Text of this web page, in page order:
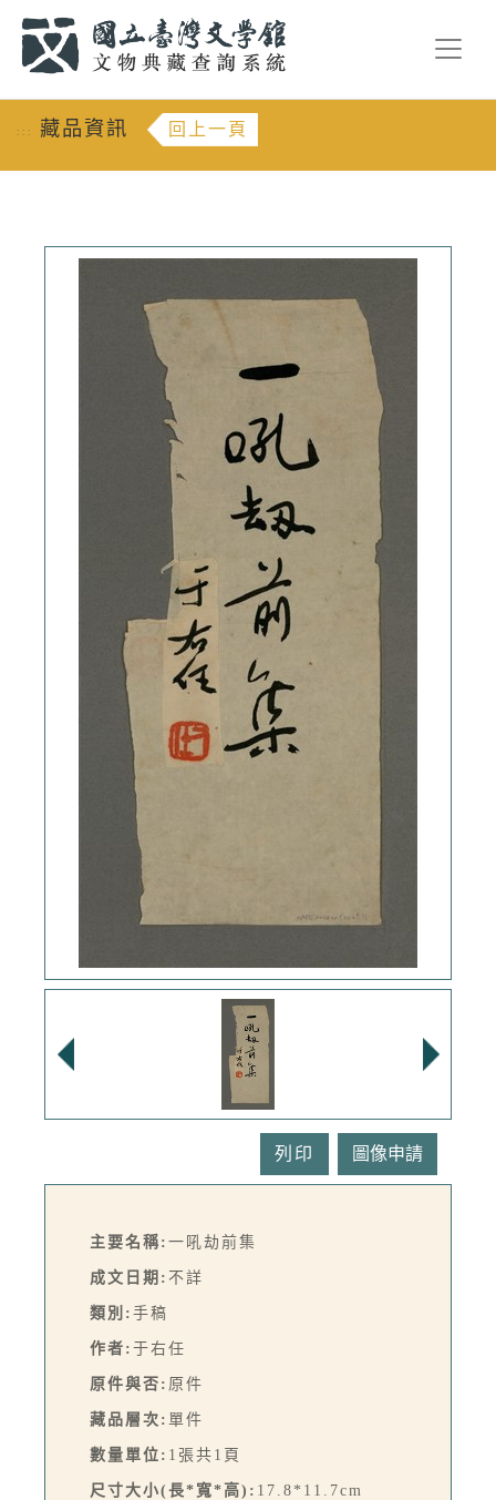
::: 藏品資訊 回上一頁
列印
主要名稱: 一吼劫前集
成文日期: 不詳
類別: 手稿
作者: 于右任
原件與否: 原件
藏品層次: 單件
數量單位: 1張共1頁
尺寸大小(長*寬*高): 17.8*11.7cm